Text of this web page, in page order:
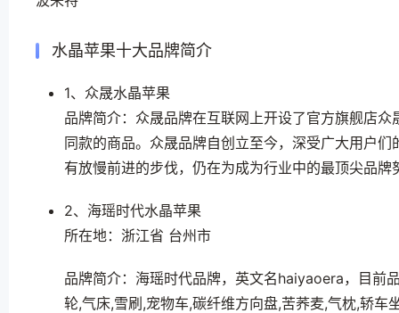
水晶苹果十大品牌简介
1、众晟水晶苹果
品牌简介：众晟品牌在互联网上开设了官方旗舰店
同款的商品。众晟品牌自创立至今，深受广大用户
有放慢前进的步伐，仍在为成为行业中的最顶尖品牌
2、海瑶时代水晶苹果
所在地：浙江省 台州市
品牌简介：海瑶时代品牌，英文名haiyaoera，目前
轮,气床,雪刷,宠物车,碳纤维方向盘,苦荞麦,气枕,轿